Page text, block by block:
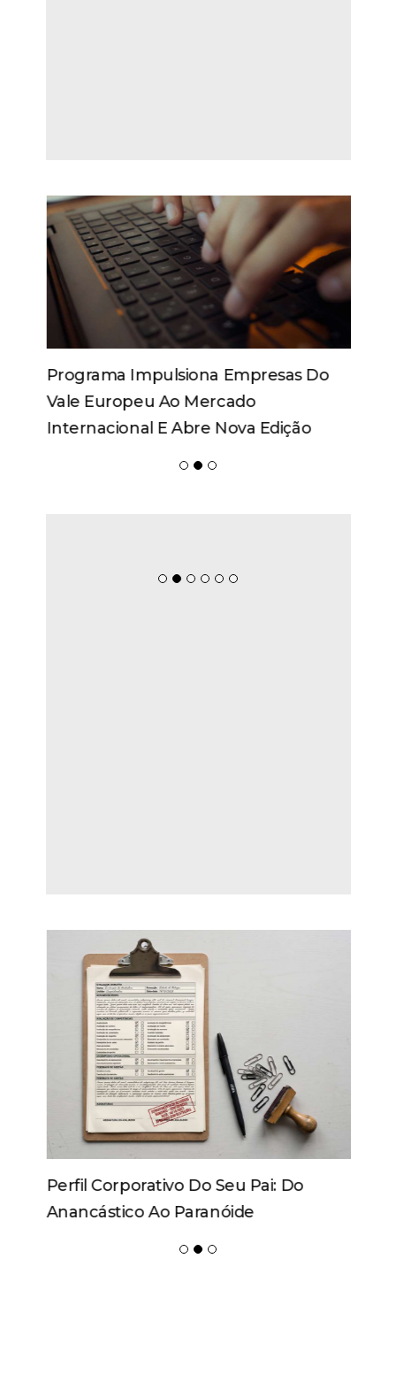
Programa Impulsiona Empresas Do
Vale Europeu Ao Mercado
Internacional E Abre Nova Edição
Perfil Corporativo Do Seu Pai: Do
Anancástico Ao Paranóide